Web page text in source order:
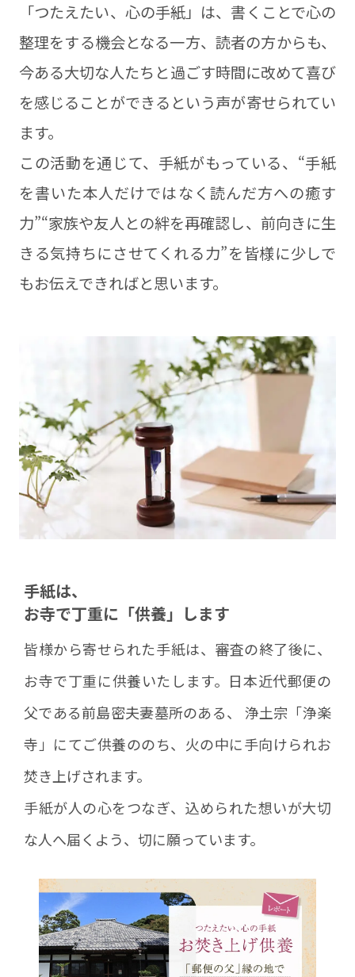
「つたえたい、心の手紙」は、書くことで心の
整理をする機会となる一方、読者の方からも、
今ある大切な人たちと過ごす時間に改めて喜び
を感じることができるという声が寄せられてい
ます。
この活動を通じて、手紙がもっている、“手紙
を書いた本人だけではなく読んだ方への癒す
力”“家族や友人との絆を再確認し、前向きに生
きる気持ちにさせてくれる力”を皆様に少しで
もお伝えできればと思います。
⼿紙は、
お寺で丁重に「供養」します
皆様から寄せられた手紙は、審査の終了後に、
お寺で丁重に供養いたします。日本近代郵便の
父である前島密夫妻墓所のある、 浄土宗「浄楽
寺」にてご供養ののち、火の中に手向けられお
焚き上げされます。
手紙が人の心をつなぎ、込められた想いが大切
な人へ届くよう、切に願っています。